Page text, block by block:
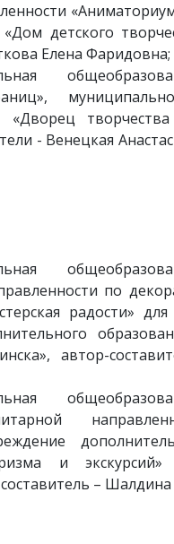
детского
Елена Фаридовна;
«Дворец
- Венецкая
по
радости»
автор-
и
–